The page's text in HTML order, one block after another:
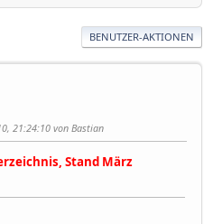
BENUTZER-AKTIONEN
21:24:10 von Bastian
Stand März